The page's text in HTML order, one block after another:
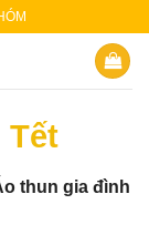
Tết
thun gia đình